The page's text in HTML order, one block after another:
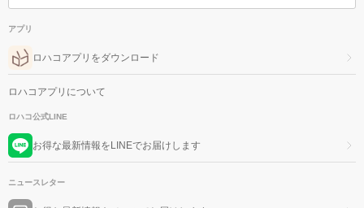
アプリ
ロハコアプリをダウンロード
ロハコアプリについて
ロハコ公式LINE
お得な最新情報をLINEでお届けします
ニュースレター